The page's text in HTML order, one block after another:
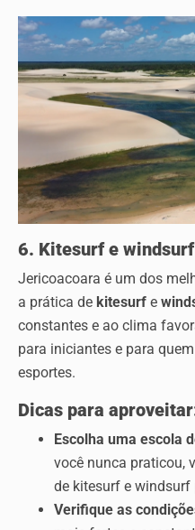
6. Kitesurf e windsurf
Jericoacoara é um dos
a prática de kitesurf e
constantes e ao clima
para iniciantes e para
esportes.
Dicas para
Escolha uma escola
você nunca praticou,
de kitesurf e windsurf
Verifique as